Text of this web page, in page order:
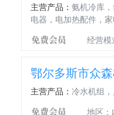
主营产品： 氨机冷库
电器，电加热配件，
经营
鄂尔多斯市众
主营产品： 冷水机组
地区